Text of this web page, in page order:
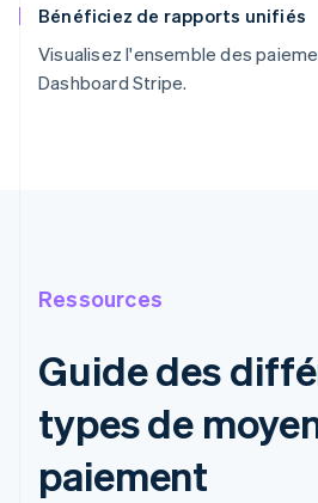
Bénéficiez de rapports unifiés
Visualisez l'ensemble des
Dashboard Stripe.
Ressources
Guide des
types de
paiement